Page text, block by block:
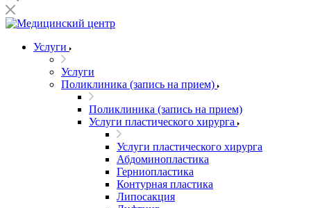
Услуги
Услуги
Поликлиника (запись на прием)
Поликлиника (запись на прием)
Услуги пластического хирурга
Услуги пластического хирурга
Абдоминопластика
Герниопластика
Контурная пластика
Липосакция